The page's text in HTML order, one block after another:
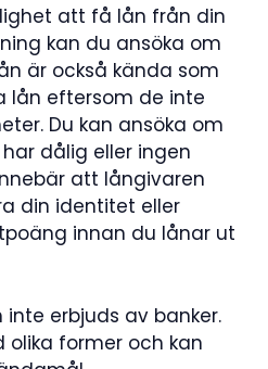
att få lån från din
kan du ansöka om
är också kända som
lån eftersom de inte
Du kan ansöka om
dålig eller ingen
att långivaren
din identitet eller
innan du lånar ut
erbjuds av banker.
olika former och kan